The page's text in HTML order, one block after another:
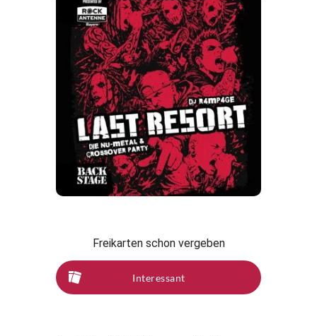
Freikarten schon vergeben
Interessant